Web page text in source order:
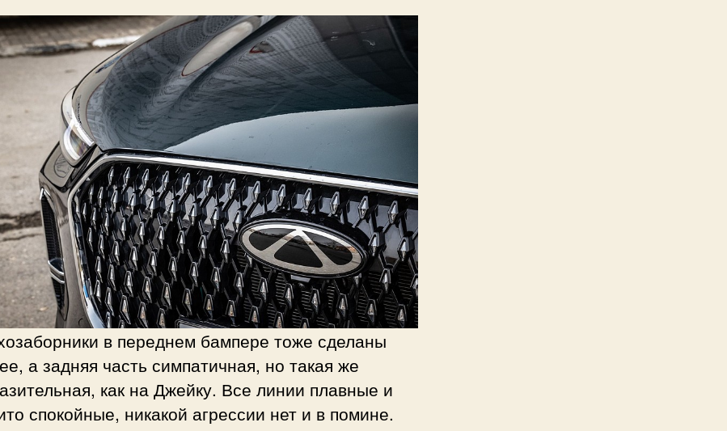
в переднем бампере тоже сделаны
а задняя часть симпатичная, но такая же
как на Джейку. Все линии плавные и
спокойные, никакой агрессии нет и в помине.